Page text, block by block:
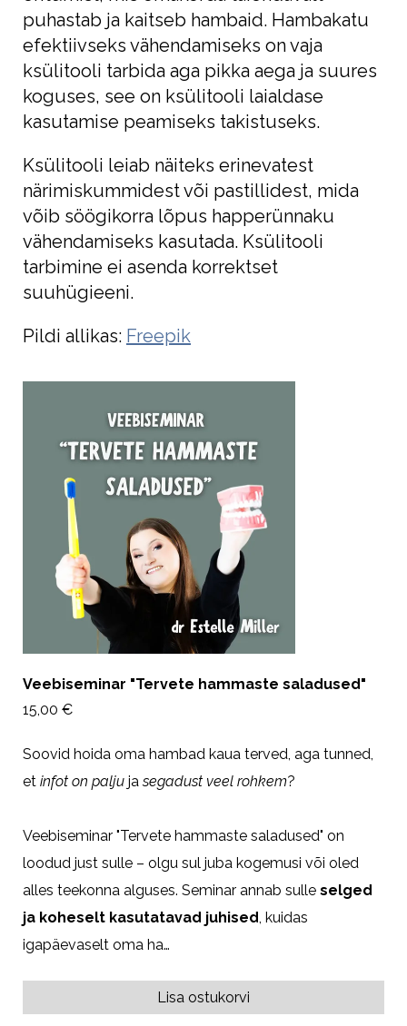
puhastab ja kaitseb hambaid. Hambakatu
efektiivseks vähendamiseks on vaja
ksülitooli tarbida aga pikka aega ja suures
koguses, see on ksülitooli laialdase
kasutamise peamiseks takistuseks.
Ksülitooli leiab näiteks erinevatest
närimiskummidest või pastillidest, mida
võib söögikorra lõpus happerünnaku
vähendamiseks kasutada. Ksülitooli
tarbimine ei asenda korrektset
suuhügieeni.
Pildi allikas: Freepik
Veebiseminar "Tervete hammaste saladused"
15,00 €
Soovid hoida oma hambad kaua terved, aga tunned,
et infot on palju jasegadust veel rohkem?
Veebiseminar "Tervete hammaste saladused" on
loodud just sulle – olgu sul juba kogemusi või oled
alles teekonna alguses. Seminar annab sulle selged
ja koheselt kasutatavad juhised, kuidas
igapäevaselt oma ha…
Lisa ostukorvi